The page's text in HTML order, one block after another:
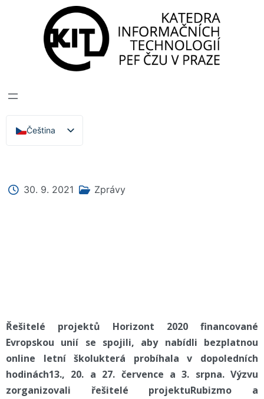
Čeština
English
informačních technologií
Zprávy, Akce,
POLIRURAL
30. 9. 2021 Zprávy
Řešitelé projektů Horizont 2020 financované
Evropskou unií se spojili, aby nabídli bezplatnou
online letní školukterá probíhala v dopoledních
hodinách13., 20. a 27. července a 3. srpna. Výzvu
zorganizovali řešitelé projektuRubizmo a